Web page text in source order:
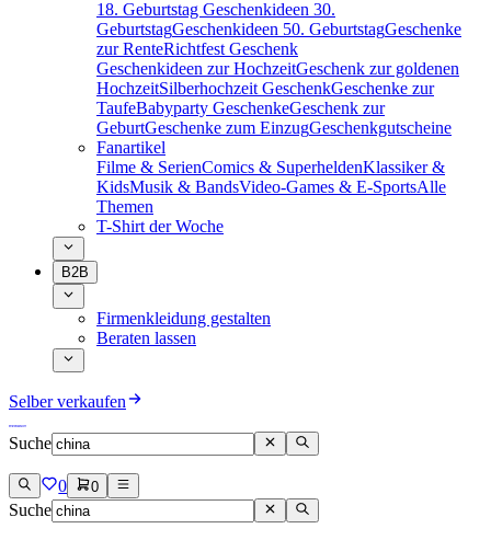
18. Geburtstag Geschenkideen 30.
GeburtstagGeschenkideen 50. GeburtstagGeschenke
zur RenteRichtfest Geschenk
Geschenkideen zur HochzeitGeschenk zur goldenen
HochzeitSilberhochzeit GeschenkGeschenke zur
TaufeBabyparty GeschenkeGeschenk zur
GeburtGeschenke zum EinzugGeschenkgutscheine
Fanartikel
Filme & SerienComics & SuperheldenKlassiker &
KidsMusik & BandsVideo-Games & E-SportsAlle
Themen
T-Shirt der Woche
B2B
Firmenkleidung gestalten
Beraten lassen
Selber verkaufen
Suche
0 0
Suche